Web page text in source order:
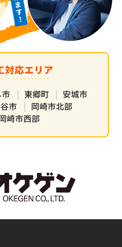
対応エリア
東郷町
安城市
市
岡崎市北部
崎市西部